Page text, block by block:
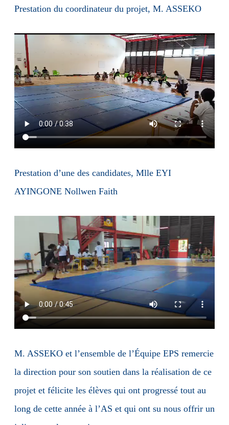
Prestation du coordinateur du projet, M. ASSEKO
Prestation d’une des candidates, Mlle EYI
AYINGONE Nollwen Faith
M. ASSEKO et l’ensemble de l’Équipe EPS remercie
la direction pour son soutien dans la réalisation de ce
projet et félicite les élèves qui ont progressé tout au
long de cette année à l’AS et qui ont su nous offrir un